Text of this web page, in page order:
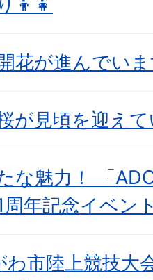
👦👧
花が進んでい
が見頃を迎え
な魅力！ 「
周年記念イベン
わ市陸上競技大